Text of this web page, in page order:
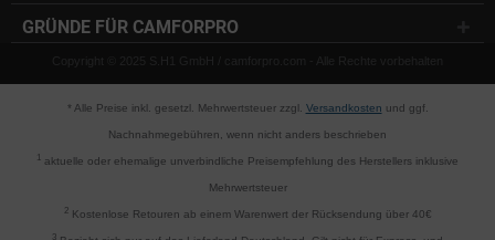
GRÜNDE FÜR CAMFORPRO
Copyright © 2025 S.H1 GmbH / camforpro.com - Alle Rechte vorbehalten
* Alle Preise inkl. gesetzl. Mehrwertsteuer zzgl. Versandkosten und ggf.
Nachnahmegebühren, wenn nicht anders beschrieben
aktuelle oder ehemalige unverbindliche Preisempfehlung des Herstellers inklusive
Mehrwertsteuer
2Kostenlose Retouren ab einem Warenwert der Rücksendung über 40€
3